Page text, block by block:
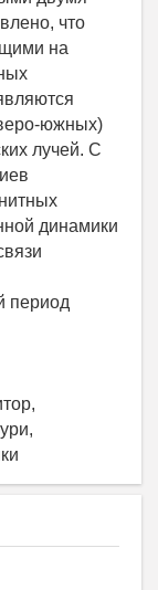
что
на
южных)
лучей. С
динамики
период